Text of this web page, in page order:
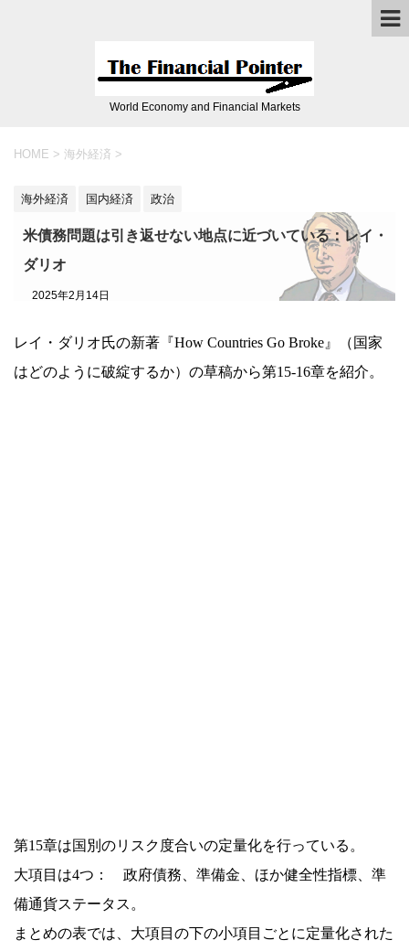
World Economy and Financial Markets
HOME > 海外経済 >
海外経済 国内経済 政治
米債務問題は引き返せない地点に近づいている：レイ・
ダリオ
2025年2月14日
レイ・ダリオ氏の新著『How Countries Go Broke』（国家
はどのように破綻するか）の草稿から第15-16章を紹介。
第15章は国別のリスク度合いの定量化を行っている。
大項目は4つ： 政府債務、準備金、ほか健全性指標、準
備通貨ステータス。
まとめの表では、大項目の下の小項目ごとに定量化された